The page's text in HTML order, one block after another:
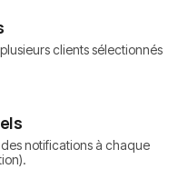
clients sélectionnés
notifications à chaque